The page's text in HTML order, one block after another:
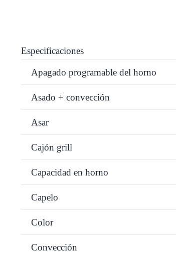
Especificaciones
Apagado programable del horno
Asado + convección
Asar
Cajón grill
Capacidad en horno
Capelo
Color
Convección